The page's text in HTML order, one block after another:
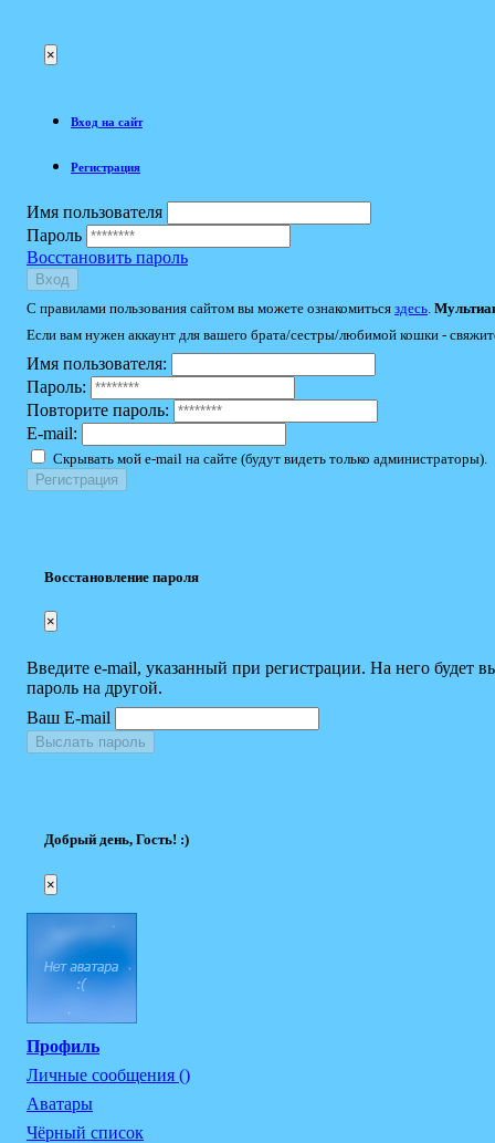
×
Вход на сайт
Регистрация
Имя пользователя
Пароль
Восстановить пароль
Вход
С правилами пользования сайтом вы можете ознакомиться здесь
Если вам нужен аккаунт для вашего брата/сестры/любимой кошки -
Имя пользователя:
Пароль:
Повторите пароль:
E-mail:
Скрывать мой e-mail на сайте (будут видеть только администраторы).
Восстановление пароля
×
Введите e-mail, указанный при регистрации. На него будет
пароль на другой.
Ваш E-mail
Выслать пароль
Добрый день, Гость! :)
×
Профиль
Личные сообщения ()
Аватары
Чёрный список